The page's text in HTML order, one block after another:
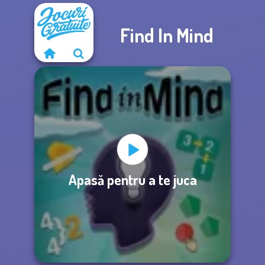
Find In Mind
Apasă pentru a te juca